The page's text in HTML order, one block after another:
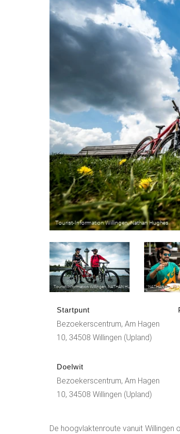
Startpunt
Bezoekerscentrum, Am Hagen
10, 34508 Willingen (Upland)
Doelwit
Bezoekerscentrum, Am Hagen
10, 34508 Willingen (Upland)
De hoogvlaktenroute vanuit